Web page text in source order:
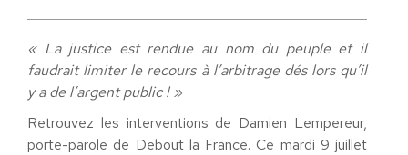
« La justice est rendue au nom du peuple et il
faudrait limiter le recours à l’arbitrage dés lors qu’il
y a de l’argent public ! »
Retrouvez les interventions de Damien Lempereur,
porte-parole de Debout la France. Ce mardi 9 juillet